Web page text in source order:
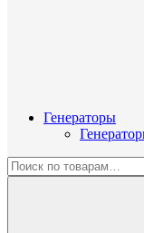
Генераторы